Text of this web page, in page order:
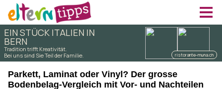
Parkett, Laminat oder Vinyl? Der grosse
Bodenbelag-Vergleich mit Vor- und Nachteilen